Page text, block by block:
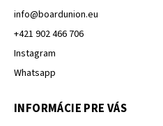
info@boardunion.eu
+421 902 466 706
Instagram
Whatsapp
INFORMÁCIE PRE VÁS